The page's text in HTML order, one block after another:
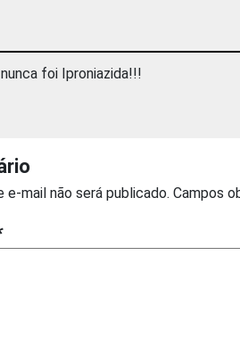
foi Iproniazida!!!
e-mail não será publicado. Campos